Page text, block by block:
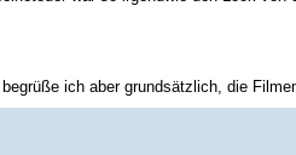
begrüße ich aber grundsätzlich, die